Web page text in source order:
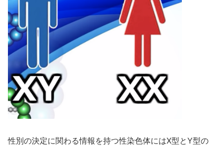
性別の決定に関わる情報を持つ性染色体にはX型とY型の